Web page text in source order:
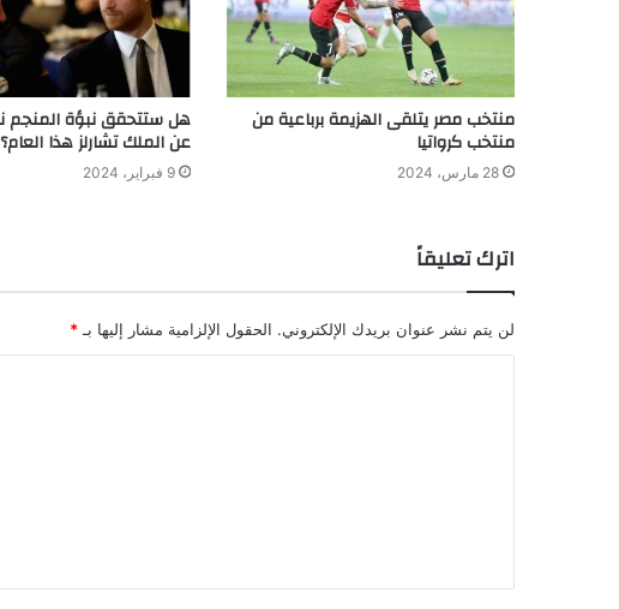
منتخب مصر يتلقى الهزيمة برباعية من
منتخب كرواتيا
28 مارس، 2024
هل ستتحقق نبؤة المنجم
عن الملك تشارلز هذا العام؟
9 فبراير، 2024
اترك تعليقاً
لن يتم نشر عنوان بريدك الإلكتروني. الحقول الإلزامية مشار إليها بـ *